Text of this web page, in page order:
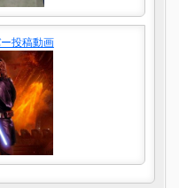
投稿動画